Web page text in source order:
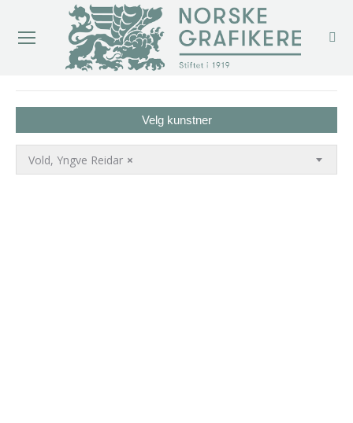
Velg kunstner
×
Vold, Yngve Reidar